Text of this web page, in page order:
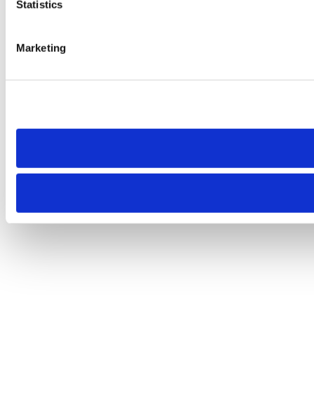
Statistics
Marketing